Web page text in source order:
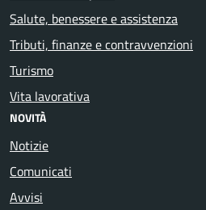
Salute, benessere e assistenza
Tributi, finanze e contravvenzioni
Turismo
Vita lavorativa
NOVITÀ
Notizie
Comunicati
Avvisi